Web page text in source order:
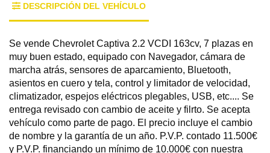
DESCRIPCIÓN DEL VEHÍCULO
Se vende Chevrolet Captiva 2.2 VCDI 163cv, 7 plazas en
muy buen estado, equipado con Navegador, cámara de
marcha atrás, sensores de aparcamiento, Bluetooth,
asientos en cuero y tela, control y limitador de velocidad,
climatizador, espejos eléctricos plegables, USB, etc.... Se
entrega revisado con cambio de aceite y filrto. Se acepta
vehículo como parte de pago. El precio incluye el cambio
de nombre y la garantía de un año. P.V.P. contado 11.500€
y P.V.P. financiando un mínimo de 10.000€ con nuestra